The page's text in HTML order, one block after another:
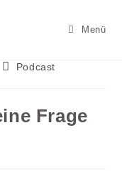
Menü
Podcast
Frage